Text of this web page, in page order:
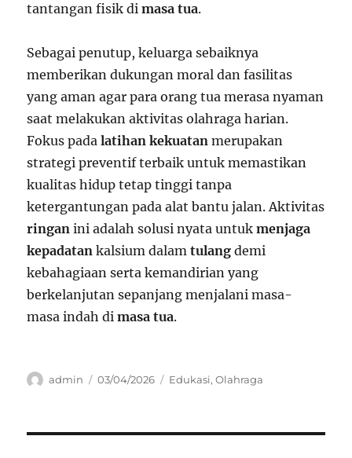
tantangan fisik dimasa tua.
Sebagai penutup, keluarga sebaiknya
memberikan dukungan moral dan fasilitas
yang aman agar para orang tua merasa nyaman
saat melakukan aktivitas olahraga harian.
Fokus padalatihan kekuatan merupakan
strategi preventif terbaik untuk memastikan
kualitas hidup tetap tinggi tanpa
ketergantungan pada alat bantu jalan. Aktivitas
ringan ini adalah solusi nyata untukmenjaga
kepadatan kalsium dalamtulang demi
kebahagiaan serta kemandirian yang
berkelanjutan sepanjang menjalani masa-
masa indah dimasa tua.
Author
admin
Posted
03/04/2026 Categories
Edukasi,Olahraga